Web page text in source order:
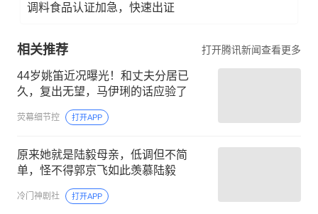
调料食品认证加急，快速出证
相关推荐 打开腾讯新闻查看更多
44岁姚笛近况曝光！和丈夫分居已
久，复出无望，马伊琍的话应验了
荧幕细节控 打开APP
原来她就是陆毅母亲，低调但不简
单，怪不得郭京飞如此羡慕陆毅
冷门神剧社 打开APP